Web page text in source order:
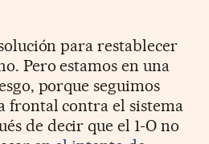
para restablecer
Pero estamos en una
porque seguimos
frontal contra el sistema
de decir que el 1-O no